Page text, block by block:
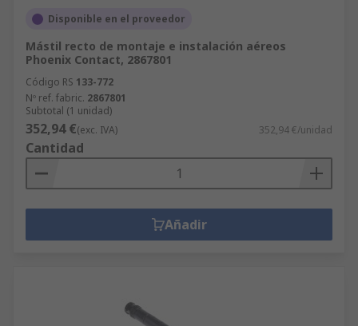
Disponible en el proveedor
Mástil recto de montaje e instalación aéreos
Phoenix Contact, 2867801
Código RS 133-772
Nº ref. fabric. 2867801
Subtotal (1 unidad)
352,94 €(exc. IVA) 352,94 €/unidad
Cantidad
Añadir